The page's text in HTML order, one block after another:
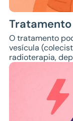
Tratamento
O tratamento
vesícula
radioterapia,